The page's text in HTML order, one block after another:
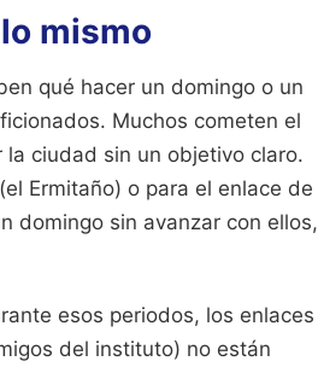
mismo
qué hacer un domingo o un
Muchos cometen el
ciudad sin un objetivo claro.
Ermitaño) o para el enlace de
domingo sin avanzar con ellos,
esos periodos, los enlaces
del instituto) no están